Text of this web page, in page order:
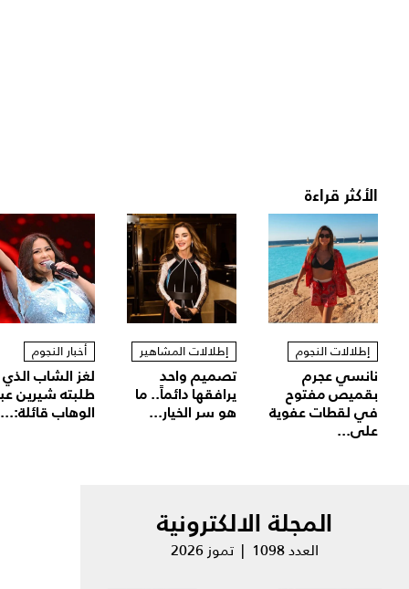
الأكثر قراءة
إطلالات النجوم
نانسي عجرم
بقميص مفتوح
في لقطات عفوية
على...
إطلالات المشاهير
تصميم واحد
يرافقها دائماً.. ما
هو سر الخيار...
أخبار النجوم
لغز الشاب الذي
طلبته شيرين
الوهاب قائلة:...
المجلة الالكترونية
العدد 1098 | تموز 2026